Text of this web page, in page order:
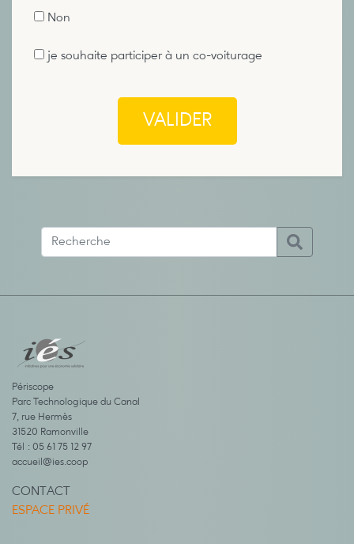
Non
je souhaite participer à un co-voiturage
VALIDER
Périscope
Parc Technologique du Canal
7, rue Hermès
31520 Ramonville
Tél : 05 61 75 12 97
accueil@ies.coop
CONTACT
ESPACE PRIVÉ